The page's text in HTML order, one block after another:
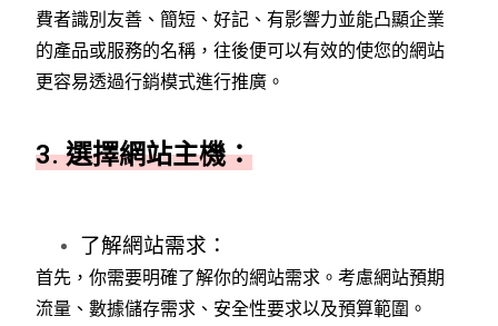
費者識別友善、簡短、好記、有影響力並能凸顯企業
的產品或服務的名稱，往後便可以有效的使您的網站
更容易透過行銷模式進行推廣。
3. 選擇網站主機：
了解網站需求：
首先，你需要明確了解你的網站需求。考慮網站預期
流量、數據儲存需求、安全性要求以及預算範圍。